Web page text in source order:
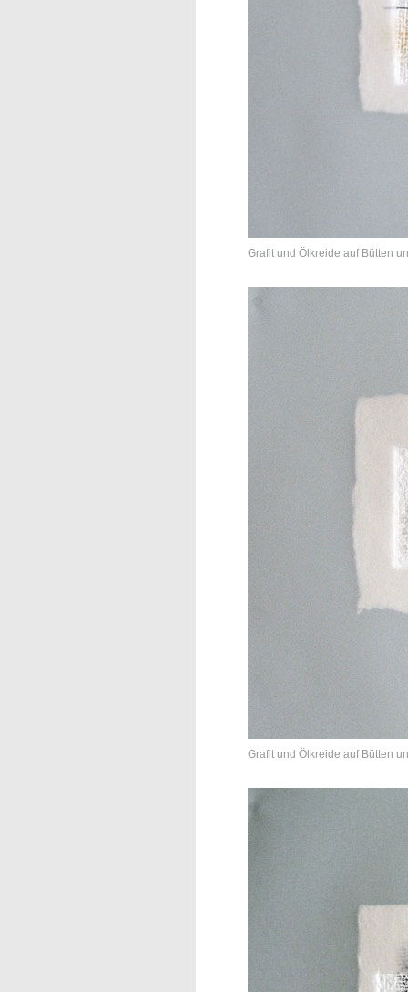
Grafit und Ölkreide auf Bütten
Grafit und Ölkreide auf Bütten